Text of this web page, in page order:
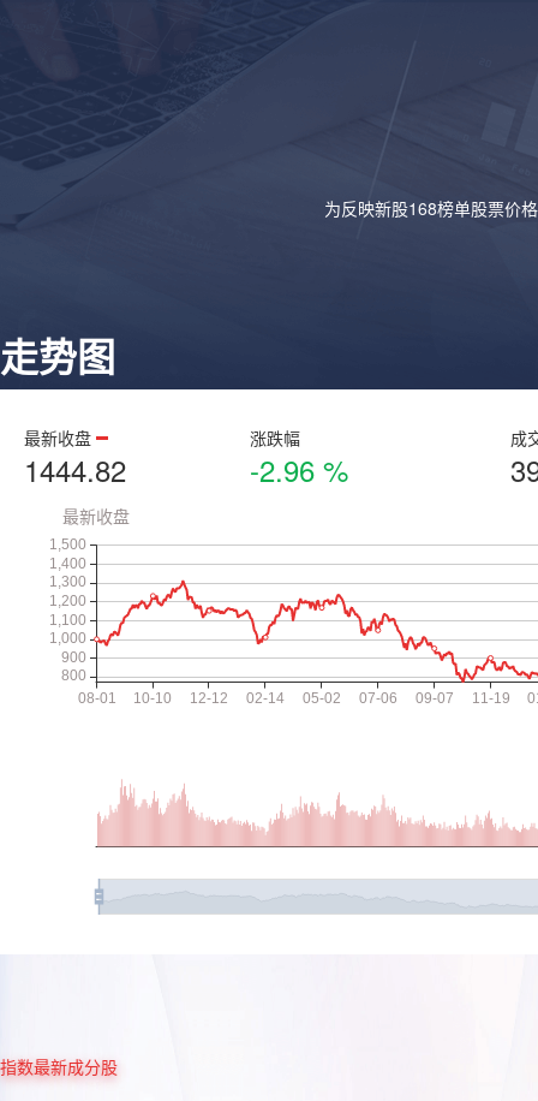
为反映新股168榜单股票价
走势图
最新收盘
1444.82
涨跌幅
-2.96 %
成
指数最新成分股